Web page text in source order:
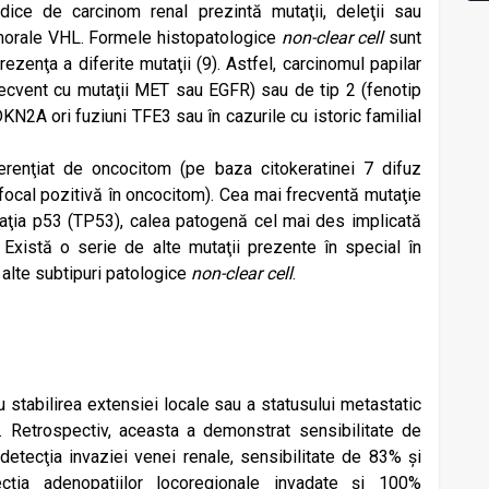
de carcinom renal prezintă mutaţii, deleţii sau
VHL. Formele histopatologice non-clear cellsunt
a diferite mutaţii (9). Astfel, carcinomul papilar
cu mutaţii MET sau EGFR) sau de tip 2 (fenotip
ori fuziuni TFE3 sau în cazurile cu istoric familial
de oncocitom (pe baza citokeratinei 7 difuz
pozitivă în oncocitom). Cea mai frecventă mutaţie
p53 (TP53), calea patogenă cel mai des implicată
Există o serie de alte mutaţii prezente în special în
subtipuri patologice non-clear cell.
stabilirea extensiei locale sau a statusului metastatic
Retrospectiv, aceasta a demonstrat sensibilitate de
invaziei venei renale, sensibilitate de 83% și
adenopatiilor locoregionale invadate și 100%